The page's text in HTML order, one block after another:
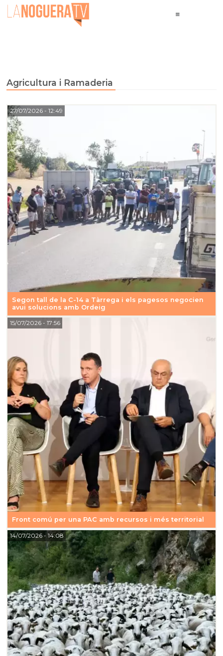
Agricultura i Ramaderia
Segon tall de la C-14 a Tàrrega i els pagesos negocien
avui solucions amb Ordeig
27/07/2026- 12:49
Front comú per una PAC amb recursos i més territorial
15/07/2026- 17:56
14/07/2026- 14:08